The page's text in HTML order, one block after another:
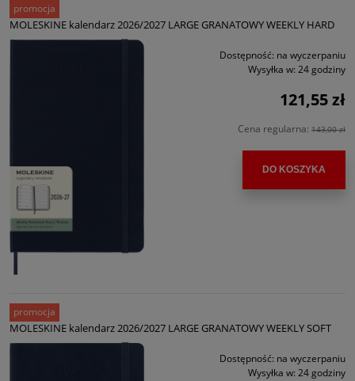
MOLESKINE kalendarz 2026/2027 LARGE GRANATOWY WEEKLY HARD
Dostępność: na wyczerpaniu
Wysyłka w: 24 godziny
121,55 zł
Cena regularna: 143,00 zł
DO KOSZYKA
promocja
MOLESKINE kalendarz 2026/2027 LARGE GRANATOWY WEEKLY SOFT
Dostępność: na wyczerpaniu
Wysyłka w: 24 godziny
promocja